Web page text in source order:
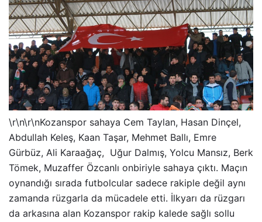
\r\n\r\nKozanspor sahaya Cem Taylan, Hasan Dinçel,
Abdullah Keleş, Kaan Taşar, Mehmet Ballı, Emre
Gürbüz, Ali Karaağaç, Uğur Dalmış, Yolcu Mansız, Berk
Tömek, Muzaffer Özcanlı onbiriyle sahaya çıktı. Maçın
oynandığı sırada futbolcular sadece rakiple değil aynı
zamanda rüzgarla da mücadele etti. İlkyarı da rüzgarı
da arkasına alan Kozanspor rakip kalede sağlı sollu